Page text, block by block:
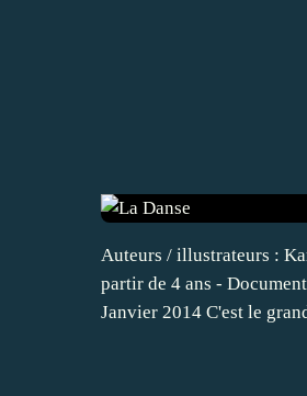
Auteurs / illustrateurs :
partir de 4 ans -
Janvier 2014 C'est le